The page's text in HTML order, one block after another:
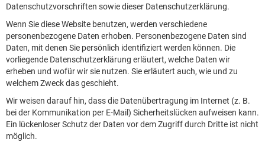
Datenschutzvorschriften sowie dieser Datenschutzerklärung.
Wenn Sie diese Website benutzen, werden verschiedene
personenbezogene Daten erhoben. Personenbezogene Daten sind
Daten, mit denen Sie persönlich identifiziert werden können. Die
vorliegende Datenschutzerklärung erläutert, welche Daten wir
erheben und wofür wir sie nutzen. Sie erläutert auch, wie und zu
welchem Zweck das geschieht.
Wir weisen darauf hin, dass die Datenübertragung im Internet (z. B.
bei der Kommunikation per E-Mail) Sicherheitslücken aufweisen kann.
Ein lückenloser Schutz der Daten vor dem Zugriff durch Dritte ist nicht
möglich.